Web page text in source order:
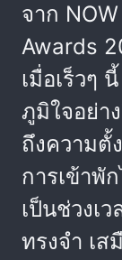
จาก
Awards
เมื่อเร็วๆ
ภูมิใจอย่า
ถึงความตั้
การเข้าพั
เป็นช่วงเ
ทรงจำ เ